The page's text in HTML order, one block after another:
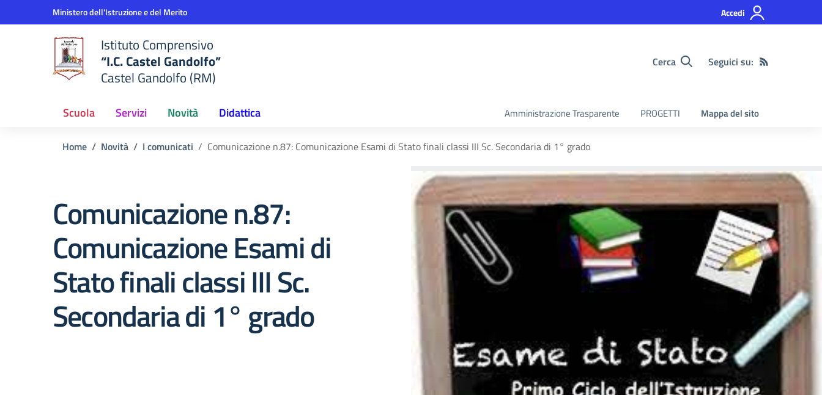
Vai ai contenuti
Vai al menu di navigazioneMinistero dell'Istruzione e del Merito Accedi
Istituto Comprensivo
“I.C. Castel Gandolfo”
Castel Gandolfo (RM)
Cerca Seguici su:
Scuola Servizi Novità Didattica Amministrazione Trasparente PROGETTI Mappa del sito
Home Novità I comunicati Comunicazione n.87: Comunicazione Esami di Stato finali classi III Sc. Secondaria di 1° grado
Comunicazione n.87:
Comunicazione Esami di
Stato finali classi III Sc.
Secondaria di 1° grado